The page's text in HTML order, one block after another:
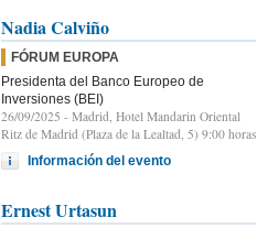
Nadia Calviño
FÓRUM EUROPA
Presidenta del Banco Europeo de
Inversiones (BEI)
26/09/2025 - Madrid, Hotel Mandarin Oriental
Ritz de Madrid (Plaza de la Lealtad, 5) 9:00 horas
Información del evento
Ernest Urtasun